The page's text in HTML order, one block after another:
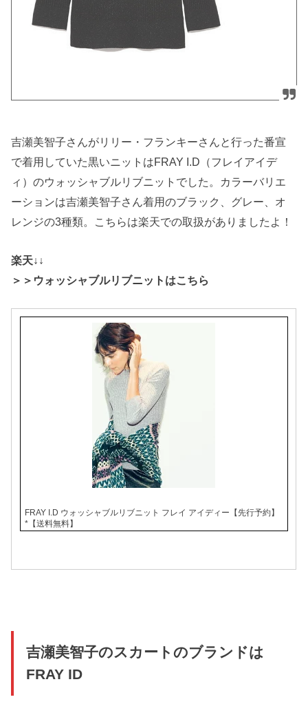
吉瀬美智子さんがリリー・フランキーさんと行った番宣
で着用していた黒いニットはFRAY I.D（フレイアイデ
ィ）のウォッシャブルリブニットでした。カラーバリエ
ーションは吉瀬美智子さん着用のブラック、グレー、オ
レンジの3種類。こちらは楽天での取扱がありましたよ！
楽天↓↓
＞＞ウォッシャブルリブニットはこちら
FRAY I.D ウォッシャブルリブニット フレイ アイディー【先行予約】
*【送料無料】
吉瀬美智子のスカートのブランドは
FRAY ID